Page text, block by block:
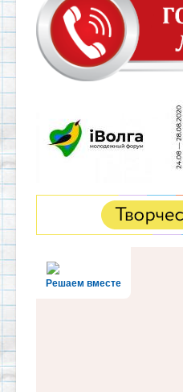
Решаем вместе